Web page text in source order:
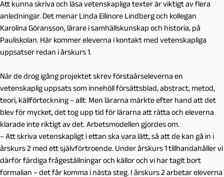
Att kunna skriva och läsa vetenskapliga texter är viktigt av flera
anledningar. Det menar Linda Ellinore Lindberg och kollegan
Karolina Göransson, lärare i samhällskunskap och historia, på
Pauliskolan. Här kommer eleverna i kontakt med vetenskapliga
uppsatser redan i årskurs 1.
När de drog igång projektet skrev förstaårseleverna en
vetenskaplig uppsats som innehöll försättsblad, abstract, metod,
teori, källförteckning – allt. Men lärarna märkte efter hand att det
blev för mycket, det tog upp tid för lärarna att rätta och eleverna
klarade inte riktigt av det. Arbetsmodellen gjordes om.
– Att skriva vetenskapligt i ettan ska vara lätt, så att de kan gå in i
årskurs 2 med ett självförtroende. Under årskurs 1 tillhandahåller vi
därför färdiga frågeställningar och källor och vi har tagit bort
formalian – det får komma i nästa steg. I årskurs 2 arbetar eleverna